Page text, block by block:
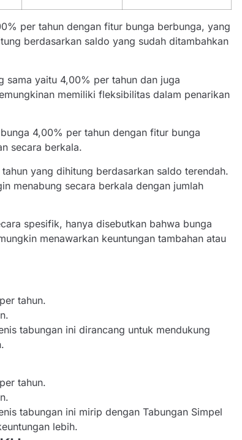
per tahun dengan fitur bunga berbunga, yang
berdasarkan saldo yang sudah ditambahkan
sama yaitu 4,00% per tahun dan juga
memiliki fleksibilitas dalam penarikan
4,00% per tahun dengan fitur bunga
secara berkala.
yang dihitung berdasarkan saldo terendah.
menabung secara berkala dengan jumlah
spesifik, hanya disebutkan bahwa bunga
menawarkan keuntungan tambahan atau
tahun.
tabungan ini dirancang untuk mendukung
tahun.
tabungan ini mirip dengan Tabungan Simpel
lebih.